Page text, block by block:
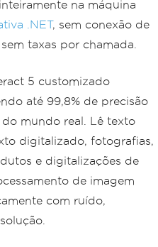
na máquina
.NET, sem conexão de
taxas por chamada.
5 customizado
até 99,8% de precisão
mundo real. Lê texto
digitalizado, fotografias,
e digitalizações de
de imagem
com ruído,